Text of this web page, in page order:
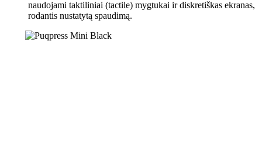
naudojami taktiliniai (tactile) mygtukai ir diskretiškas ekranas,
rodantis nustatytą spaudimą.